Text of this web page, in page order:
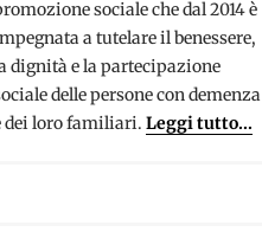
sociale che dal 2014 è
a tutelare il benessere,
dignità e la partecipazione
delle persone con demenza
dei loro familiari. Leggi tutto...